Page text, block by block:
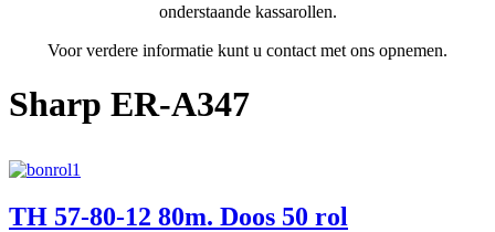
onderstaande kassarollen.
Voor verdere informatie kunt u contact met ons opnemen.
Sharp ER-A347
TH 57-80-12 80m. Doos 50 rol